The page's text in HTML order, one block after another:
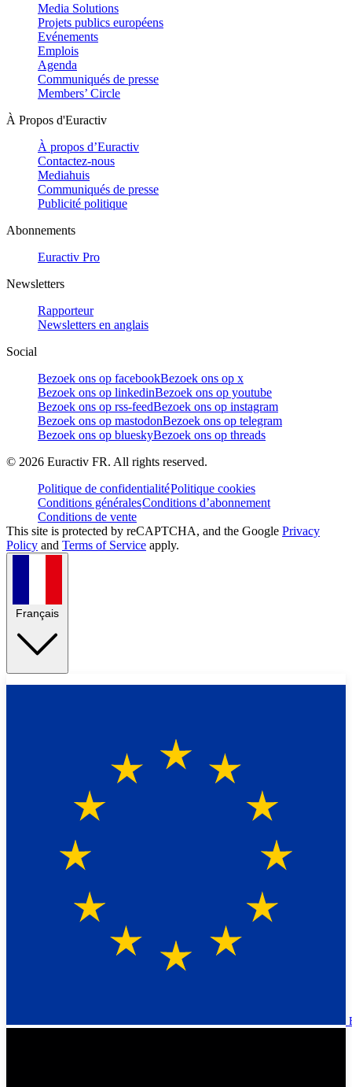
Media Solutions
Projets publics européens
Evénements
Emplois
Agenda
Communiqués de presse
Members’ Circle
À Propos d'Euractiv
À propos d’Euractiv
Contactez-nous
Mediahuis
Communiqués de presse
Publicité politique
Abonnements
Euractiv Pro
Newsletters
Rapporteur
Newsletters en anglais
Social
Bezoek ons op facebookBezoek ons op x
Bezoek ons op linkedinBezoek ons op youtube
Bezoek ons op rss-feedBezoek ons op instagram
Bezoek ons op mastodonBezoek ons op telegram
Bezoek ons op blueskyBezoek ons op threads
© 2026 Euractiv FR. All rights reserved.
Politique de confidentialitéPolitique cookies
Conditions généralesConditions d’abonnement
Conditions de vente
This site is protected by reCAPTCHA, and the Google Privacy
Policy and Terms of Service apply.
Français